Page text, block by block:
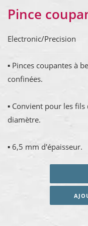
Pince
Electronic/Precision
▪ Pinces coupantes à
confinées.
▪ Convient pour les
diamètre.
▪ 6,5 mm d'épaisseur.